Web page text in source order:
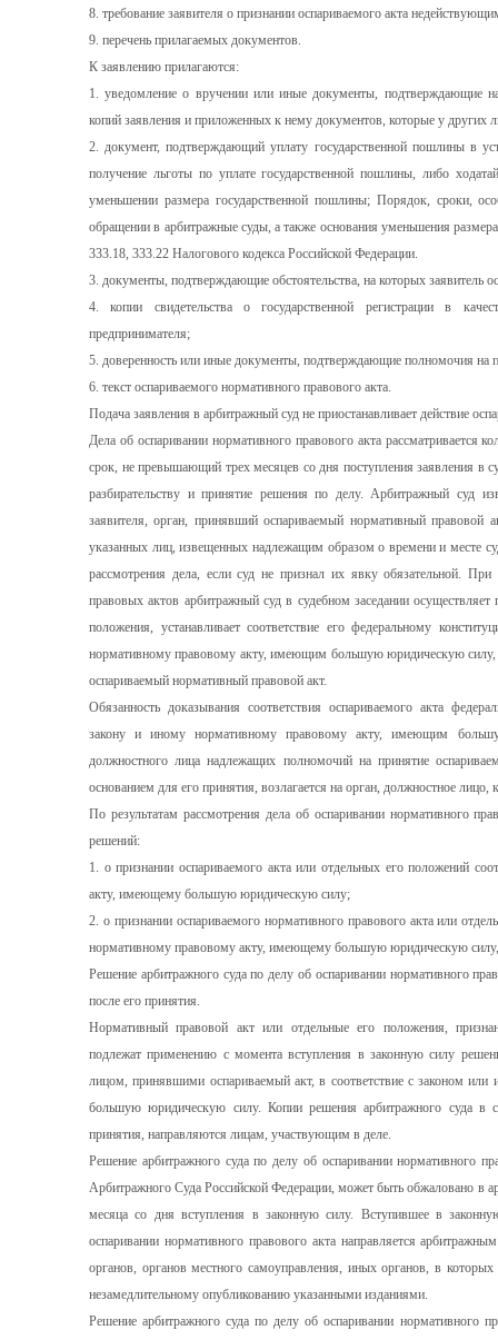
8. требование заявителя о признании оспариваемого акта
9. перечень прилагаемых документов.
К заявлению прилагаются:
1. уведомление о вручении или иные документы, подтверждающие
копий заявления и приложенных к нему документов, которые у других
2. документ, подтверждающий уплату государственной пошлины в
получение льготы по уплате государственной пошлины, либо
уменьшении размера государственной пошлины; Порядок, сроки,
обращении в арбитражные суды, а также основания уменьшения
333.18, 333.22 Налогового кодекса Российской Федерации.
3. документы, подтверждающие обстоятельства, на которых заявитель
4. копии свидетельства о государственной регистрации в
предпринимателя;
5. доверенность или иные документы, подтверждающие полномочия на
6. текст оспариваемого нормативного правового акта.
Подача заявления в арбитражный суд не приостанавливает действие
Дела об оспаривании нормативного правового акта рассматривается
срок, не превышающий трех месяцев со дня поступления заявления в
разбирательству и принятие решения по делу. Арбитражный суд
заявителя, орган, принявший оспариваемый нормативный правовой
указанных лиц, извещенных надлежащим образом о времени и месте
рассмотрения дела, если суд не признал их явку обязательной.
правовых актов арбитражный суд в судебном заседании осуществляет
положения, устанавливает соответствие его федеральному
нормативному правовому акту, имеющим большую юридическую силу,
оспариваемый нормативный правовой акт.
Обязанность доказывания соответствия оспариваемого акта
закону и иному нормативному правовому акту, имеющим
должностного лица надлежащих полномочий на принятие
основанием для его принятия, возлагается на орган, должностное лицо,
По результатам рассмотрения дела об оспаривании нормативного
решений:
1. о признании оспариваемого акта или отдельных его положений
акту, имеющему большую юридическую силу;
2. о признании оспариваемого нормативного правового акта или
нормативному правовому акту, имеющему большую юридическую
Решение арбитражного суда по делу об оспаривании нормативного
после его принятия.
Нормативный правовой акт или отдельные его положения,
подлежат применению с момента вступления в законную силу
лицом, принявшими оспариваемый акт, в соответствие с законом
большую юридическую силу. Копии решения арбитражного суда
принятия, направляются лицам, участвующим в деле.
Решение арбитражного суда по делу об оспаривании нормативного
Арбитражного Суда Российской Федерации, может быть обжаловано в
месяца со дня вступления в законную силу. Вступившее в
оспаривании нормативного правового акта направляется
органов, органов местного самоуправления, иных органов, в
незамедлительному опубликованию указанными изданиями.
Решение арбитражного суда по делу об оспаривании нормативного